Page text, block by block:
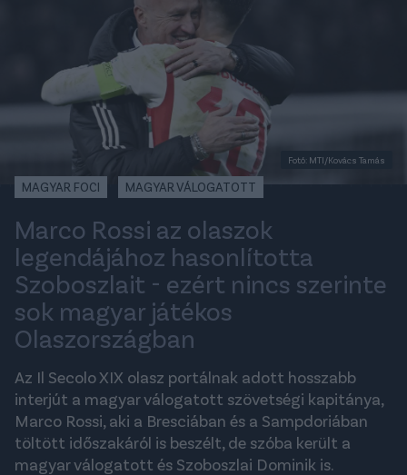
Fotó: MTI/Kovács Tamás
MAGYAR FOCI MAGYAR VÁLOGATOTT
Marco Rossi az olaszok
legendájához hasonlította
Szoboszlait - ezért nincs szerinte
sok magyar játékos
Olaszországban
Az Il Secolo XIX olasz portálnak adott hosszabb
interjút a magyar válogatott szövetségi kapitánya,
Marco Rossi, aki a Bresciában és a Sampdoriában
töltött időszakáról is beszélt, de szóba került a
magyar válogatott és Szoboszlai Dominik is.